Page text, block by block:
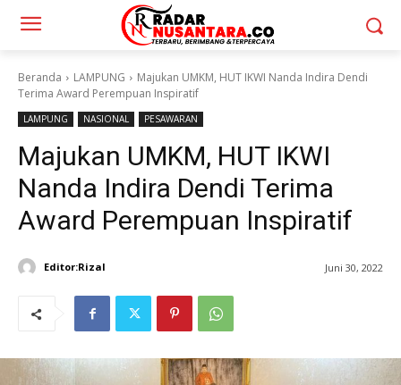
Beranda LAMPUNG
Majukan UMKM, HUT IKWI Nanda Indira Dendi
Terima Award Perempuan Inspiratif
LAMPUNG NASIONAL PESAWARAN
Majukan UMKM, HUT IKWI
Nanda Indira Dendi Terima
Award Perempuan Inspiratif
Editor:Rizal Juni 30, 2022